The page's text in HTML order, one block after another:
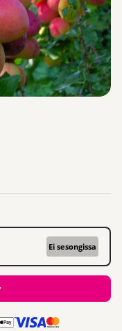
Ei sesongissa